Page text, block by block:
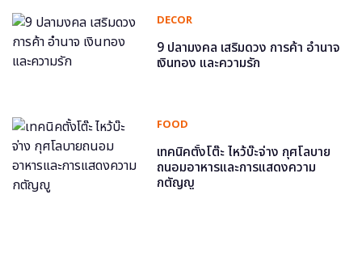
DECOR
9 ปลามงคล เสริมดวง การค้า อำนาจ
เงินทอง และความรัก
FOOD
เทคนิคตั้งโต๊ะ ไหว้บ๊ะจ่าง กุศโลบาย
ถนอมอาหารและการแสดงความ
กตัญญู